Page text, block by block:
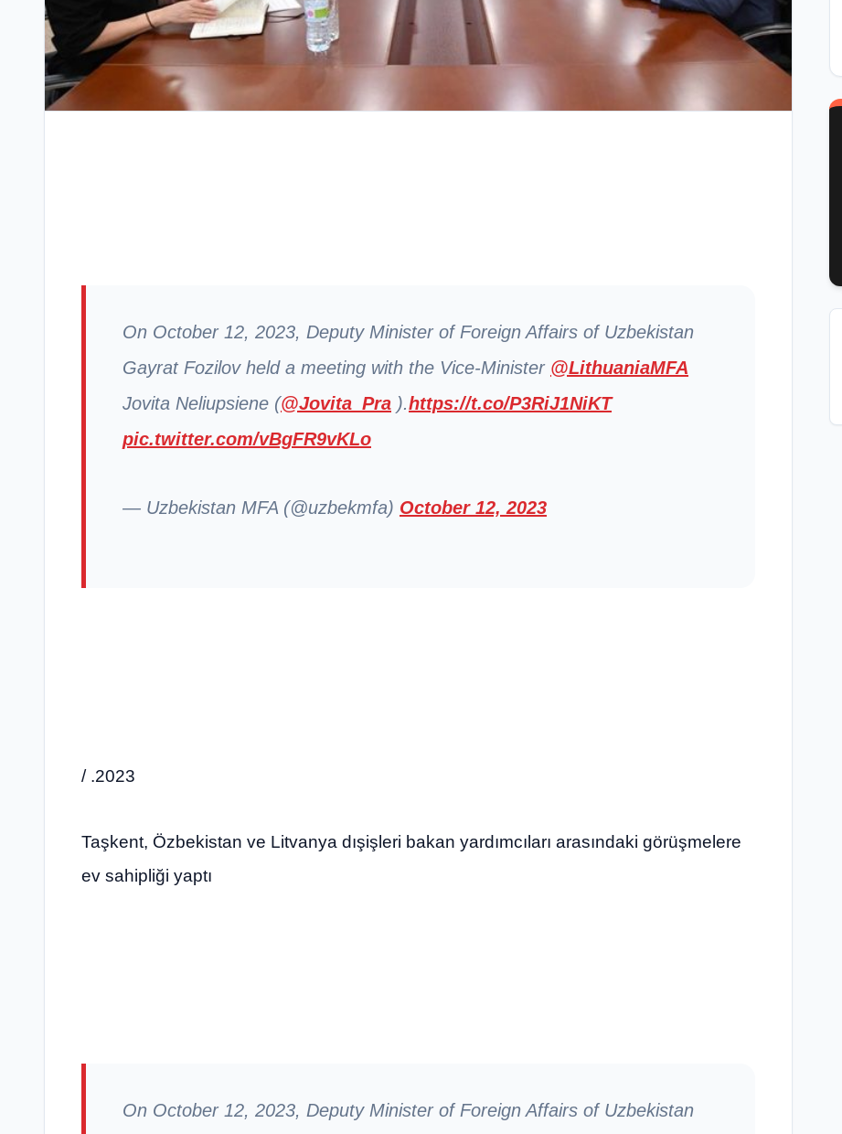
On October 12, 2023, Deputy Minister of Foreign Affairs of Uzbekistan
Gayrat Fozilov held a meeting with the Vice-Minister @LithuaniaMFA
Jovita Neliupsiene (@Jovita_Pra ).https://t.co/P3RiJ1NiKT
pic.twitter.com/vBgFR9vKLo
— Uzbekistan MFA (@uzbekmfa) October 12, 2023
/ .2023
Taşkent, Özbekistan ve Litvanya dışişleri bakan yardımcıları arasındaki görüşmelere
ev sahipliği yaptı
On October 12, 2023, Deputy Minister of Foreign Affairs of Uzbekistan